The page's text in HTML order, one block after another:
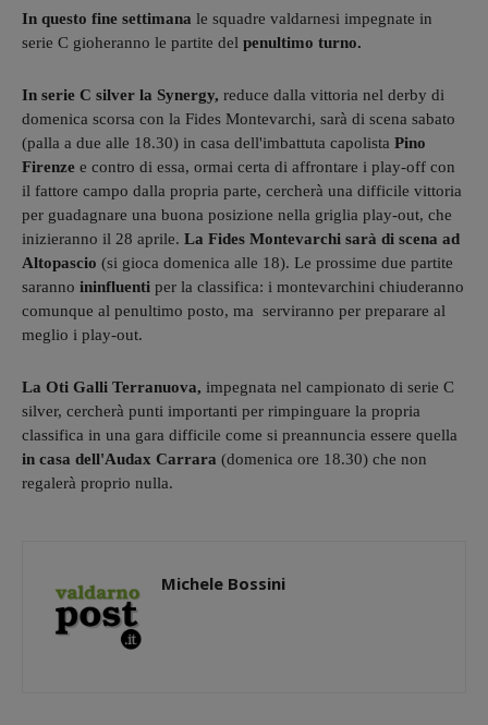
In questo fine settimana le squadre valdarnesi impegnate in
serie C gioheranno le partite del penultimo turno.
In serie C silver la Synergy, reduce dalla vittoria nel derby di
domenica scorsa con la Fides Montevarchi, sarà di scena sabato
(palla a due alle 18.30) in casa dell'imbattuta capolista Pino
Firenze e contro di essa, ormai certa di affrontare i play-off con
il fattore campo dalla propria parte, cercherà una difficile vittoria
per guadagnare una buona posizione nella griglia play-out, che
inizieranno il 28 aprile. La Fides Montevarchi sarà di scena ad
Altopascio (si gioca domenica alle 18). Le prossime due partite
saranno ininfluenti per la classifica: i montevarchini chiuderanno
comunque al penultimo posto, ma serviranno per preparare al
meglio i play-out.
La Oti Galli Terranuova, impegnata nel campionato di serie C
silver, cercherà punti importanti per rimpinguare la propria
classifica in una gara difficile come si preannuncia essere quella
in casa dell'Audax Carrara (domenica ore 18.30) che non
regalerà proprio nulla.
Michele Bossini